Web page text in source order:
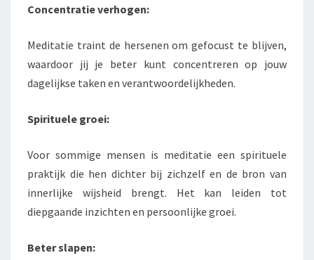
Concentratie verhogen:
Meditatie traint de hersenen om gefocust te blijven,
waardoor jij je beter kunt concentreren op jouw
dagelijkse taken en verantwoordelijkheden.
Spirituele groei:
Voor sommige mensen is meditatie een spirituele
praktijk die hen dichter bij zichzelf en de bron van
innerlijke wijsheid brengt. Het kan leiden tot
diepgaande inzichten en persoonlijke groei.
Beter slapen: